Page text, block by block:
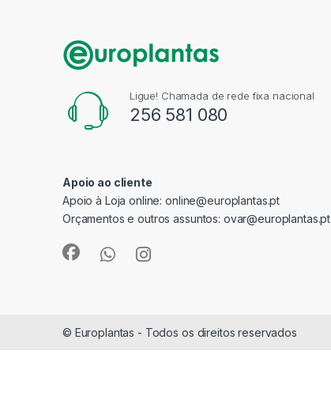
Ligue! Chamada de rede fixa nacional
256 581 080
Apoio ao cliente
Apoio à Loja online:online@europlantas.pt
Orçamentos e outros assuntos: ovar@europlantas.pt
© Europlantas - Todos os direitos reservados